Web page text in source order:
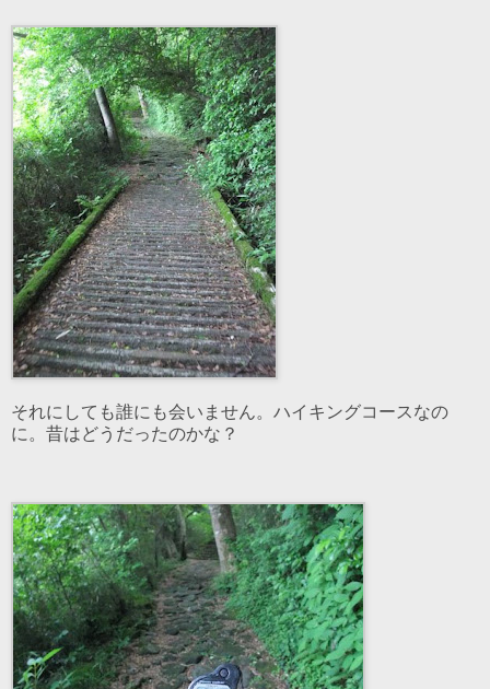
それにしても誰にも会いません。ハイキングコースなの
に。昔はどうだったのかな？